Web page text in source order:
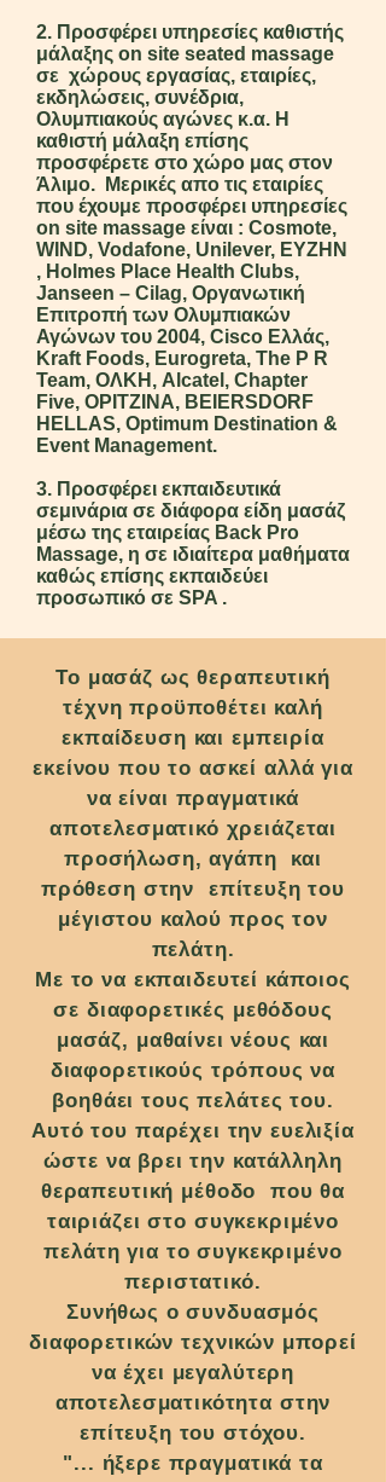
2. Προσφέρει υπηρεσίες καθιστής
μάλαξης on site seated massage
σε χώρους εργασίας, εταιρίες,
εκδηλώσεις, συνέδρια,
Ολυμπιακούς αγώνες κ.α. Η
καθιστή μάλαξη επίσης
προσφέρετε στο χώρο μας στον
Άλιμο. Μερικές απο τις εταιρίες
που έχουμε προσφέρει υπηρεσίες
on site massage είναι : Cosmote,
WIND, Vodafone, Unilever, ΕΥΖΗΝ
, Holmes Place Health Clubs,
Janseen – Cilag, Οργανωτική
Επιτροπή των Ολυμπιακών
Αγώνων του 2004, Cisco Eλλάς,
Kraft Foods, Eurogreta, The P R
Team, ΟΛΚΗ, Alcatel, Chapter
Five, ΟΡΙΤΖΙΝΑ, BEIERSDORF
HELLAS, Optimum Destination &
Event Management.
3. Προσφέρει εκπαιδευτικά
σεμινάρια σε διάφορα είδη μασάζ
μέσω της εταιρείας Back Pro
Massage, η σε ιδιαίτερα μαθήματα
καθώς επίσης εκπαιδεύει
προσωπικό σε SPA .
Το μασάζ ως θεραπευτική
τέχνη προϋποθέτει καλή
εκπαίδευση και εμπειρία
εκείνου που το ασκεί αλλά για
να είναι πραγματικά
αποτελεσματικό χρειάζεται
προσήλωση, αγάπη και
πρόθεση στην επίτευξη του
μέγιστου καλού προς τον
πελάτη.
Με το να εκπαιδευτεί κάποιος
σε διαφορετικές μεθόδους
μασάζ, μαθαίνει νέους και
διαφορετικούς τρόπους να
βοηθάει τους πελάτες του.
Αυτό του παρέχει την ευελιξία
ώστε να βρει την κατάλληλη
θεραπευτική μέθοδο που θα
ταιριάζει στο συγκεκριμένο
πελάτη για το συγκεκριμένο
περιστατικό.
Συνήθως ο συνδυασμός
διαφορετικών τεχνικών μπορεί
να έχει μεγαλύτερη
αποτελεσματικότητα στην
επίτευξη του στόχου.
"... ήξερε πραγματικά τα